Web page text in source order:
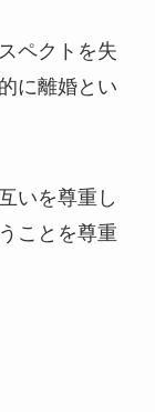
ペクトを失
に離婚とい
いを尊重し
ことを尊重